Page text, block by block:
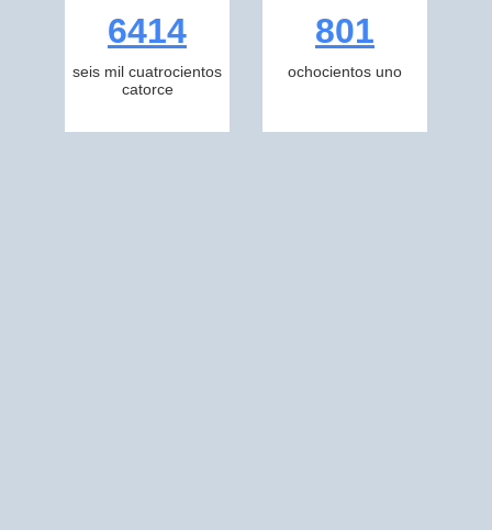
6414
seis mil cuatrocientos
catorce
801
ochocientos uno